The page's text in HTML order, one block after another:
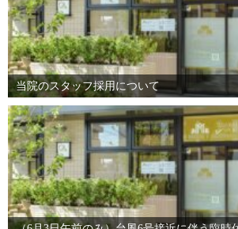
当院のスタッフ採用について